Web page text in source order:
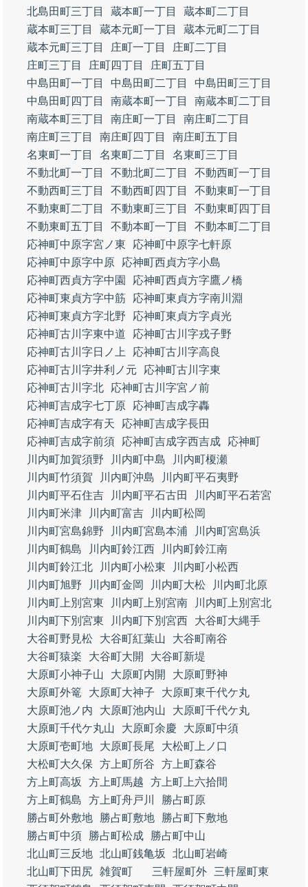
北島田町三丁目
蔵本町一丁目
蔵本町二丁目
蔵本町三丁目
蔵本元町一丁目
蔵本元町二丁目
蔵本元町三丁目
庄町一丁目
庄町二丁目
庄町三丁目
庄町四丁目
庄町五丁目
中島田町一丁目
中島田町二丁目
中島田町三丁目
中島田町四丁目
南蔵本町一丁目
南蔵本町二丁目
南蔵本町三丁目
南庄町一丁目
南庄町二丁目
南庄町三丁目
南庄町四丁目
南庄町五丁目
名東町一丁目
名東町二丁目
名東町三丁目
不動北町一丁目
不動北町二丁目
不動西町一丁目
不動西町三丁目
不動西町四丁目
不動東町一丁目
不動東町二丁目
不動東町三丁目
不動東町四丁目
不動東町五丁目
不動本町一丁目
不動本町二丁目
応神町中原字宮ノ東
応神町中原字七軒原
応神町中原字中原
応神町西貞方字小島
応神町西貞方字中園
応神町西貞方字鷹ノ橋
応神町東貞方字中筋
応神町東貞方字南川淵
応神町東貞方字北野
応神町東貞方字貞光
応神町古川字東中道
応神町古川字戎子野
応神町古川字日ノ上
応神町古川字高良
応神町古川字井利ノ元
応神町古川字東
応神町古川字北
応神町古川字宮ノ前
応神町吉成字七丁原
応神町吉成字轟
応神町吉成字有天
応神町吉成字長田
応神町吉成字前須
応神町吉成字西吉成
応神町
川内町加賀須野
川内町中島
川内町榎瀬
川内町竹須賀
川内町沖島
川内町平石夷野
川内町平石住吉
川内町平石古田
川内町平石若宮
川内町米津
川内町富吉
川内町松岡
川内町宮島錦野
川内町宮島本浦
川内町宮島浜
川内町鶴島
川内町鈴江西
川内町鈴江南
川内町鈴江北
川内町小松東
川内町小松西
川内町旭野
川内町金岡 川内町大松
川内町北原
川内町上別宮東
川内町上別宮南
川内町上別宮北
川内町下別宮東
川内町下別宮西
大谷町大縄手
大谷町野見松
大谷町紅葉山
大谷町南谷
大谷町猿楽
大谷町大開
大谷町新堤
大原町小神子山
大原町内開
大原町野神
大原町外篭
大原町大神子
大原町東千代ケ丸
大原町池ノ内
大原町池内山
大原町千代ケ丸
大原町千代ケ丸山
大原町余慶
大原町中須
大原町壱町地
大原町長尾
大松町上ノ口
大松町大久保
方上町所谷
方上町森谷
方上町高坂
方上町馬越
方上町上六拾間
方上町鶴島
方上町舟戸川
勝占町原
勝占町外敷地
勝占町敷地
勝占町下敷地
勝占町中須
勝占町松成
勝占町中山
北山町三反地 北山町銭亀坂
北山町岩崎
北山町下田尻 雑賀町 三軒屋町外
三軒屋町東